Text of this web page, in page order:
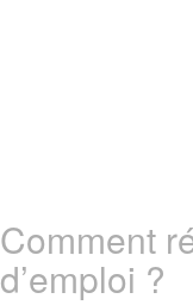
Comment
d’emploi ?